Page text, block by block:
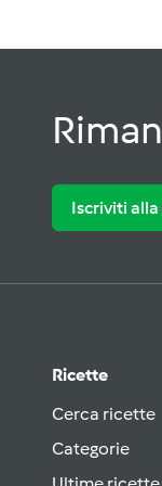
Iscriviti
Ricette
Cerca ricette
Categorie